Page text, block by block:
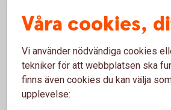
Prislistor
Spar- och
Våra cookies,
Vi använder nödvändiga cookies
tekniker för att webbplatsen ska
finns även cookies du kan välja
upplevelse: